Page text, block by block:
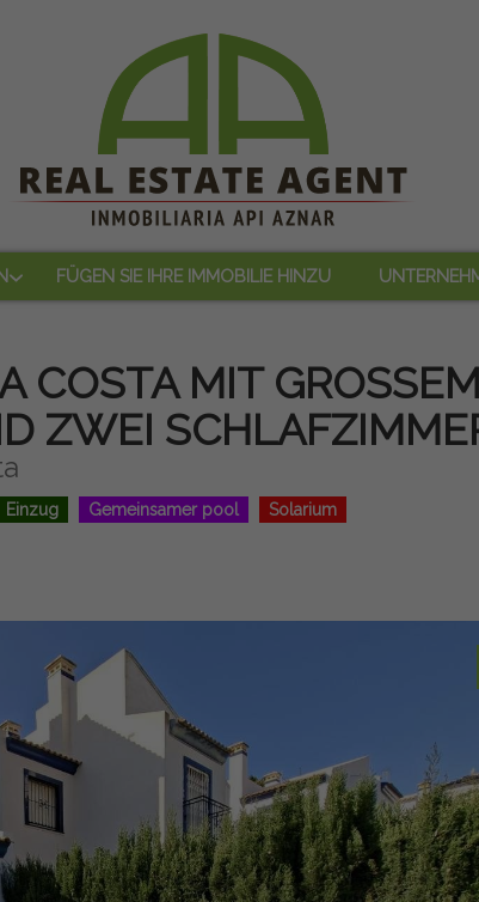
FÜGEN SIE IHRE IMMOBILIE HINZU
COSTA MIT GROSSEM
ZWEI
Einzug Gemeinsamer pool Solarium